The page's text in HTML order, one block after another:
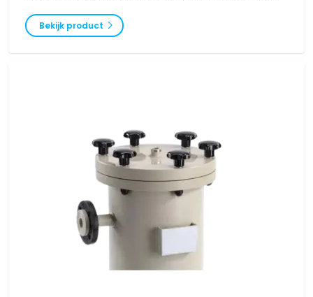
in één behuizing.
Bekijk product